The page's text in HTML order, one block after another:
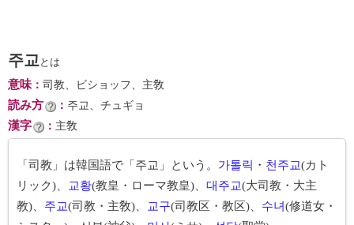
주교 とは
意味： 司教、ビショッフ、主敎
読み方 ： 주교、チュギョ
漢字 ： 主敎
「司教」は韓国語で「주교」という。 가톨릭 ・ 천주교(カト
リック)、
교황(教皇・ローマ教皇)、 대주교(大司教・大主
教)、 주교(司教・主敎)、 교구(司教区・教区)、 수녀(修道女・